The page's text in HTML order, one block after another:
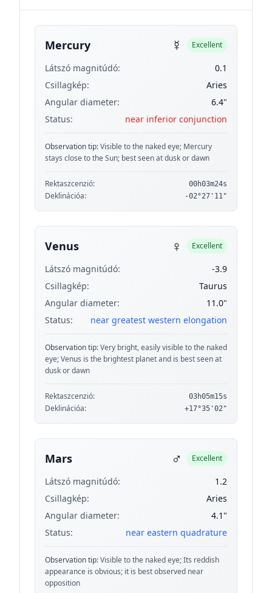
Mercury ☿ Excellent
Látszó magnitúdó:
0.1
Csillagkép:
Aries
Angular diameter:
6.4"
Status:
near inferior conjunction
Observation tip:Visible to the naked eye; Mercury
stays close to the Sun; best seen at dusk or dawn
Rektaszcenzió: 00h03m24s
Deklinációa: -02°27'11"
Venus ♀ Excellent
Látszó magnitúdó:
-3.9
Csillagkép:
Taurus
Angular diameter:
11.0"
Status:
near greatest western elongation
Observation tip:Very bright, easily visible to the naked
eye; Venus is the brightest planet and is best seen at
dusk or dawn
Rektaszcenzió: 03h05m15s
Deklinációa: +17°35'02"
Mars ♂ Excellent
Látszó magnitúdó:
1.2
Csillagkép:
Aries
Angular diameter:
4.1"
Status:
near eastern quadrature
Observation tip:Visible to the naked eye; Its reddish
appearance is obvious; it is best observed near
opposition